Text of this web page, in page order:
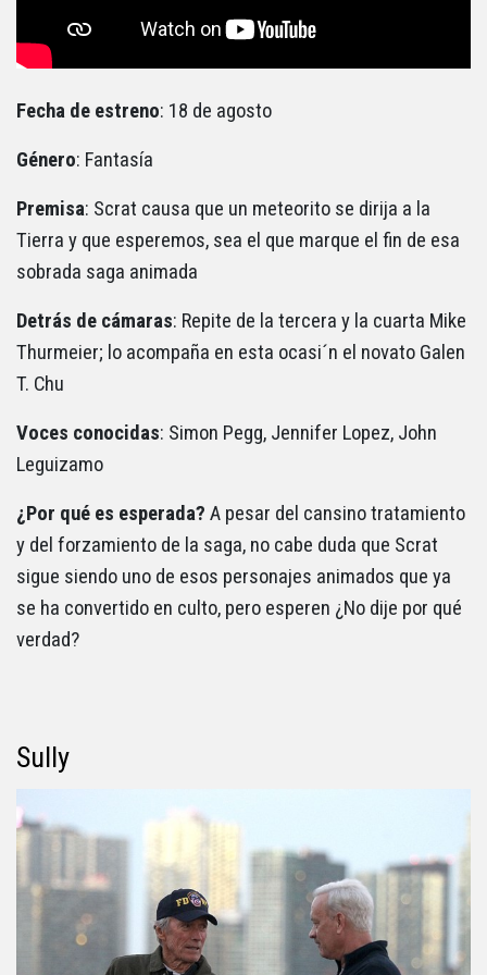
Fecha de estreno: 18 de agosto
Género: Fantasía
Premisa: Scrat causa que un meteorito se dirija a la
Tierra y que esperemos, sea el que marque el fin de esa
sobrada saga animada
Detrás de cámaras: Repite de la tercera y la cuarta Mike
Thurmeier; lo acompaña en esta ocasi´n el novato Galen
T. Chu
Voces conocidas: Simon Pegg, Jennifer Lopez, John
Leguizamo
¿Por qué es esperada? A pesar del cansino tratamiento
y del forzamiento de la saga, no cabe duda que Scrat
sigue siendo uno de esos personajes animados que ya
se ha convertido en culto, pero esperen ¿No dije por qué
verdad?
Sully